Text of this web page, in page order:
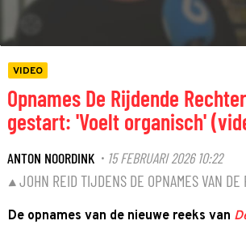
VIDEO
Opnames De Rijdende
gestart: 'Voelt organisch'
ANTON NOORDINK · 15 FEBRUARI 2026 10:22
JOHN REID TIJDENS DE OPNAMES VAN
De opnames van de nieuwe reeks van